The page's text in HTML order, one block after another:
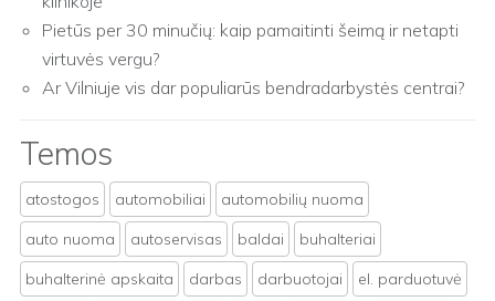
Pietūs per 30 minučių: kaip pamaitinti šeimą ir netapti
virtuvės vergu?
Ar Vilniuje vis dar populiarūs bendradarbystės centrai?
Temos
atostogos automobiliai
automobilių nuoma
auto nuoma
autoservisas baldai
buhalteriai
buhalterinė apskaita
darbas darbuotojai
el. parduotuvė